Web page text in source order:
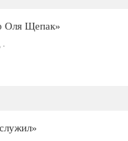
Оля Щепак»